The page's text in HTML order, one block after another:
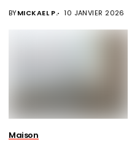
BYMICKAEL P. 10 JANVIER 2026
Maison